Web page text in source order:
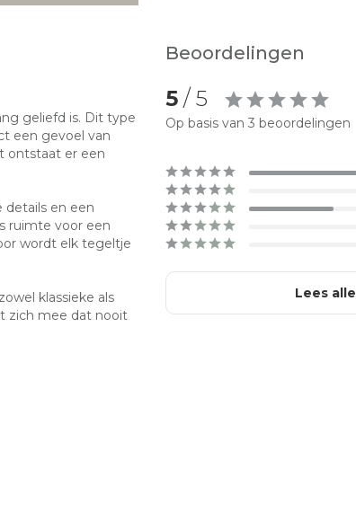
geliefd is. Dit type
een gevoel van
ontstaat er een
en een
ruimte voor een
wordt elk tegeltje
klassieke als
zich mee dat nooit
Beoordelingen
5 / 5
Op basis van 3 beoordelingen
Lees